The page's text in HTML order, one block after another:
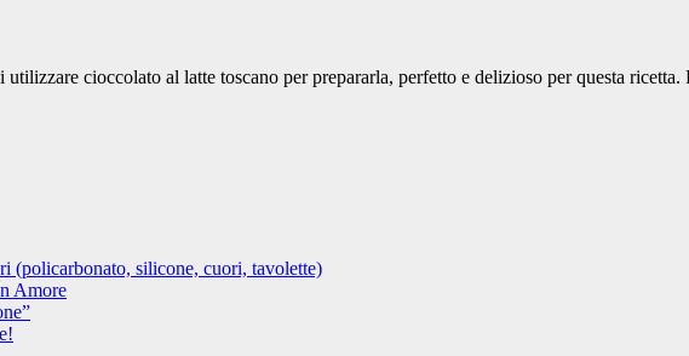
cioccolato al latte toscano per prepararla, perfetto e delizioso per questa
(policarbonato, silicone, cuori, tavolette)
Amore